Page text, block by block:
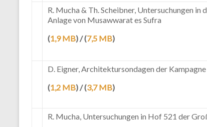
R. Mucha & Th. Scheibner, Untersuchungen
Anlage von Musawwarat es Sufra
(1,9 MB) / (7,5 MB)
D. Eigner, Architektursondagen der
(1,2 MB) / (3,7 MB)
R. Mucha, Untersuchungen in Hof 521 der